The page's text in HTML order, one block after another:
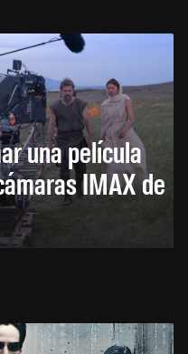
una película
IMAX de